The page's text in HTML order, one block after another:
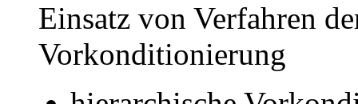
Einsatz von Verfahren
Vorkonditionierung